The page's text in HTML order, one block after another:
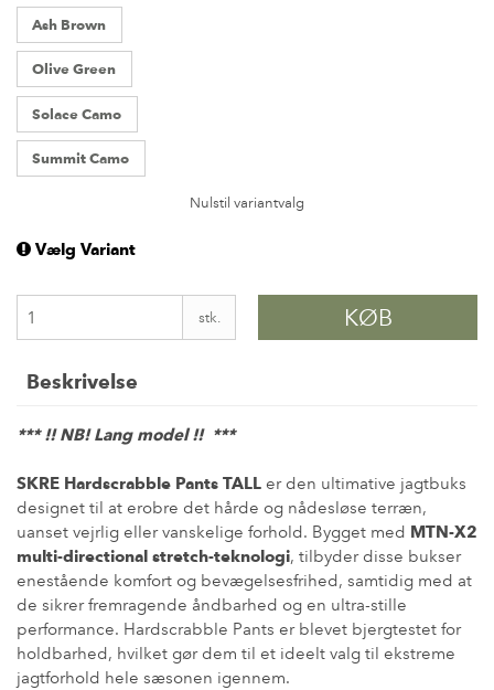
Ash Brown
Olive Green
Solace Camo
Summit Camo
Nulstil variantvalg
Vælg Variant
stk. KØB
Beskrivelse
*** !! NB! Lang model !! ***
SKRE Hardscrabble Pants TALL er den ultimative jagtbuks
designet til at erobre det hårde og nådesløse terræn,
uanset vejrlig eller vanskelige forhold. Bygget med MTN-X2
multi-directional stretch-teknologi, tilbyder disse bukser
enestående komfort og bevægelsesfrihed, samtidig med at
de sikrer fremragende åndbarhed og en ultra-stille
performance. Hardscrabble Pants er blevet bjergtestet for
holdbarhed, hvilket gør dem til et ideelt valg til ekstreme
jagtforhold hele sæsonen igennem.